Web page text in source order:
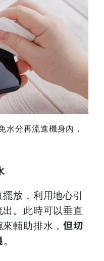
水分再流進機身內，
放，利用地心引
。此時可以垂直
來輔助排水，但切
。